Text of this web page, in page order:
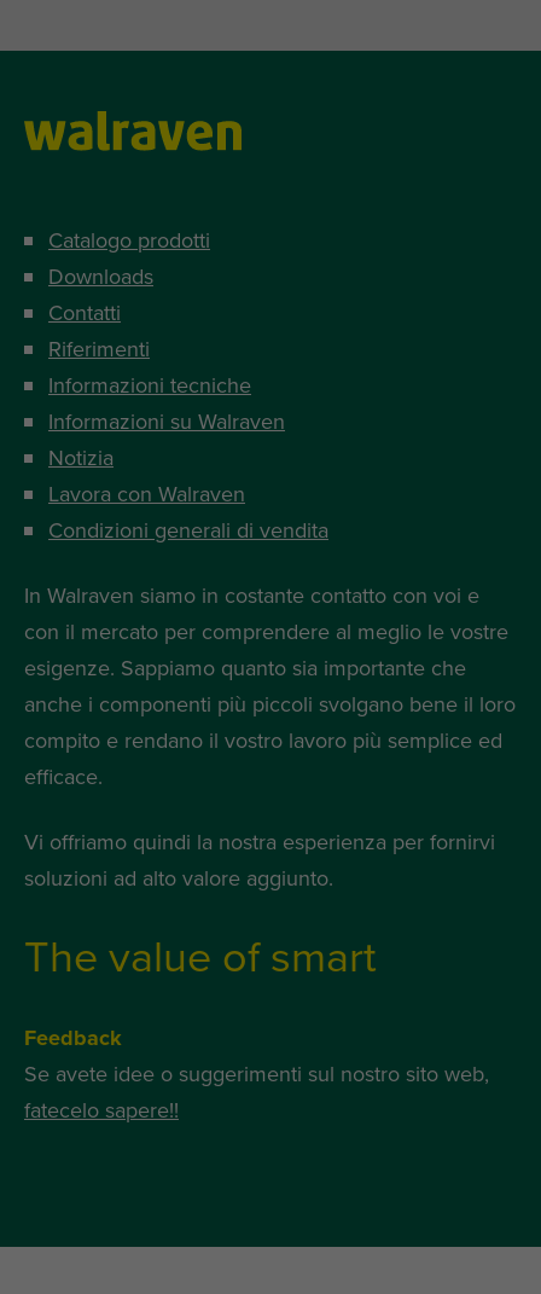
Catalogo prodotti
Downloads
Contatti
Riferimenti
Informazioni tecniche
Informazioni su Walraven
Notizia
Lavora con Walraven
Condizioni generali di vendita
In Walraven siamo in costante contatto con voi e
con il mercato per comprendere al meglio le vostre
esigenze. Sappiamo quanto sia importante che
anche i componenti più piccoli svolgano bene il loro
compito e rendano il vostro lavoro più semplice ed
efficace.
Vi offriamo quindi la nostra esperienza per fornirvi
soluzioni ad alto valore aggiunto.
The value of smart
Feedback
Se avete idee o suggerimenti sul nostro sito web,
fatecelo sapere!!